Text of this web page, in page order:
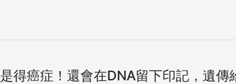
得癌症！還會在DNA留下印記，遺傳